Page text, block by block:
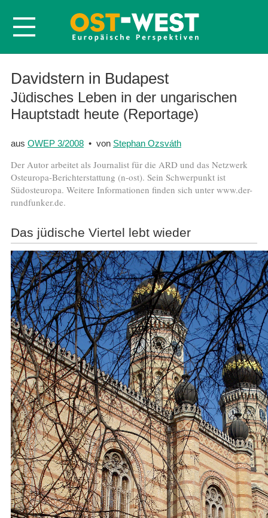
Startseite
Über OWEP
Volltexte
Abonnieren
Kontakt
Davidstern in Budapest
Jüdisches Leben in der ungarischen
Hauptstadt heute (Reportage)
aus OWEP 3/2008• von Stephan Ozsváth
Der Autor arbeitet als Journalist für die ARD und das Netzwerk
Osteuropa-Berichterstattung (n-ost). Sein Schwerpunkt ist
Südosteuropa. Weitere Informationen finden sich unter www.der-
rundfunker.de.
Das jüdische Viertel lebt wieder